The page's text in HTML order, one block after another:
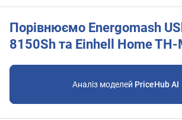
Порівнюємо Energomash
8150Sh та Einhell Home
Аналіз моделей PriceHub AI